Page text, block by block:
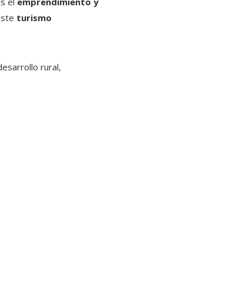
turismo
rural,